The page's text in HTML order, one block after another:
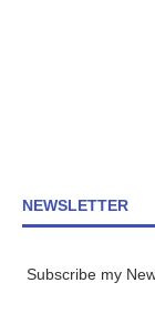
NEWSLETTER
Subscribe my